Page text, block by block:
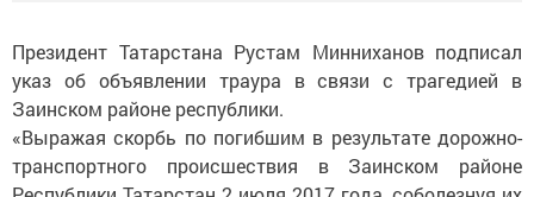
Президент Татарстана Рустам Минниханов подписал
указ об объявлении траура в связи с трагедией в
Заинском районе республики.
«Выражая скорбь по погибшим в результате дорожно-
транспортного происшествия в Заинском районе